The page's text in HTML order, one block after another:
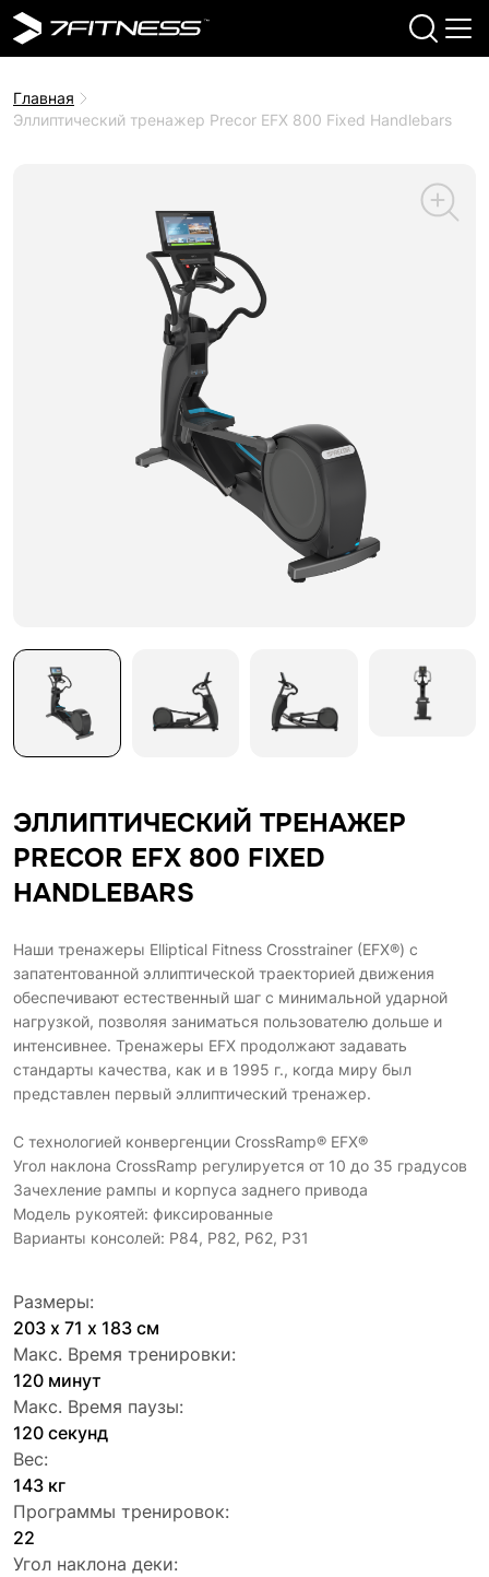
Главная
Эллиптический тренажер Precor EFX 800 Fixed Handlebars
ЭЛЛИПТИЧЕСКИЙ ТРЕНАЖЕР
PRECOR EFX 800 FIXED
HANDLEBARS
Наши тренажеры Elliptical Fitness Crosstrainer (EFX®) с
запатентованной эллиптической траекторией движения
обеспечивают естественный шаг с минимальной ударной
нагрузкой, позволяя заниматься пользователю дольше и
интенсивнее. Тренажеры EFX продолжают задавать
стандарты качества, как и в 1995 г., когда миру был
представлен первый эллиптический тренажер.
C технологией конвергенции CrossRamp® EFX®
Угол наклона CrossRamp регулируется от 10 до 35 градусов
Зачехление рампы и корпуса заднего привода
Модель рукоятей: фиксированные
Варианты консолей: P84, P82, P62, P31
Размеры:
203 х 71 х 183 см
Макс. Время тренировки:
120 минут
Макс. Время паузы:
120 секунд
Вес:
143 кг
Программы тренировок:
22
Угол наклона деки: